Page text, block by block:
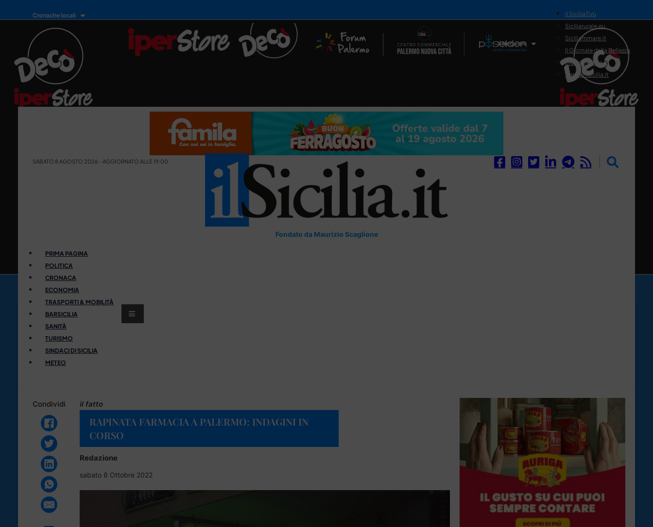
Cronache locali
Il Network
il SiciliaTivù
Siciliarurale.eu
Siciliammare.it
Il Giornale della Bellezza
Siciliamedica.it
Sanitainsicilia.it
SABATO 8 AGOSTO 2026 - AGGIORNATO ALLE 19:00
Fondato da Maurizio Scaglione
PRIMA PAGINA
POLITICA
CRONACA
ECONOMIA
TRASPORTI & MOBILITÀ
BARSICILIA
SANITÀ
TURISMO
SINDACI DI SICILIA
METEO
Condividi il fatto
RAPINATA FARMACIA A PALERMO: INDAGINI IN
CORSO
Redazione
sabato 8 Ottobre 2022